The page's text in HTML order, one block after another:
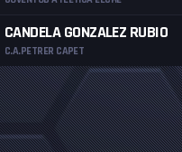
CANDELA GONZALEZ RUBIO
C.A.PETRER CAPET